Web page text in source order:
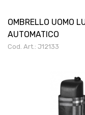
OMBRELLO UOMO
AUTOMATICO
Cod. Art.: J12133